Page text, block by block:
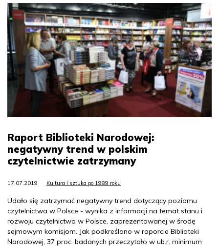
Raport Biblioteki Narodowej:
negatywny trend w polskim
czytelnictwie zatrzymany
17.07.2019 Kultura i sztuka po 1989 roku
Udało się zatrzymać negatywny trend dotyczący poziomu
czytelnictwa w Polsce - wynika z informacji na temat stanu i
rozwoju czytelnictwa w Polsce, zaprezentowanej w środę
sejmowym komisjom. Jak podkreślono w raporcie Biblioteki
Narodowej, 37 proc. badanych przeczytało w ub.r. minimum